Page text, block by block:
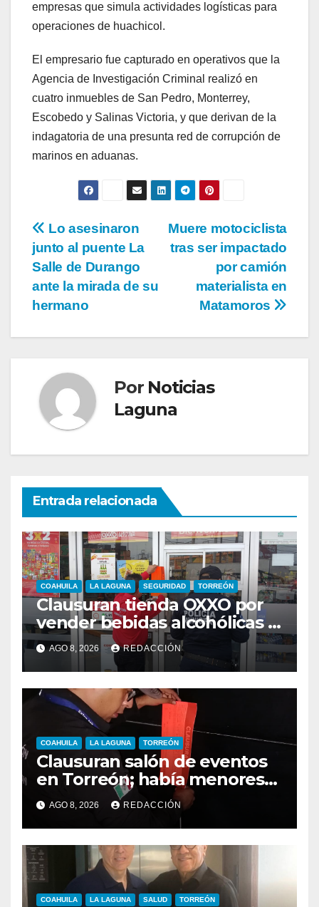
empresas que simula actividades logísticas para
operaciones de huachicol.
El empresario fue capturado en operativos que la
Agencia de Investigación Criminal realizó en
cuatro inmuebles de San Pedro, Monterrey,
Escobedo y Salinas Victoria, y que derivan de la
indagatoria de una presunta red de corrupción de
marinos en aduanas.
Navegación
de
entradas
Muere motociclista
tras ser impactado
por camión
materialista en
Matamoros
Lo asesinaron
junto al puente La
Salle de Durango
ante la mirada de su
hermano
Por Noticias
Laguna
Entrada relacionada
COAHUILA LA LAGUNA SEGURIDAD TORREÓN
Clausuran tienda OXXO por
vender bebidas alcohólicas a
menores de edad
AGO 8, 2026 REDACCIÓN
COAHUILA LA LAGUNA TORREÓN
Clausuran salón de eventos
en Torreón; había menores
alcoholizados durante
inspección
AGO 8, 2026 REDACCIÓN
COAHUILA LA LAGUNA SALUD TORREÓN